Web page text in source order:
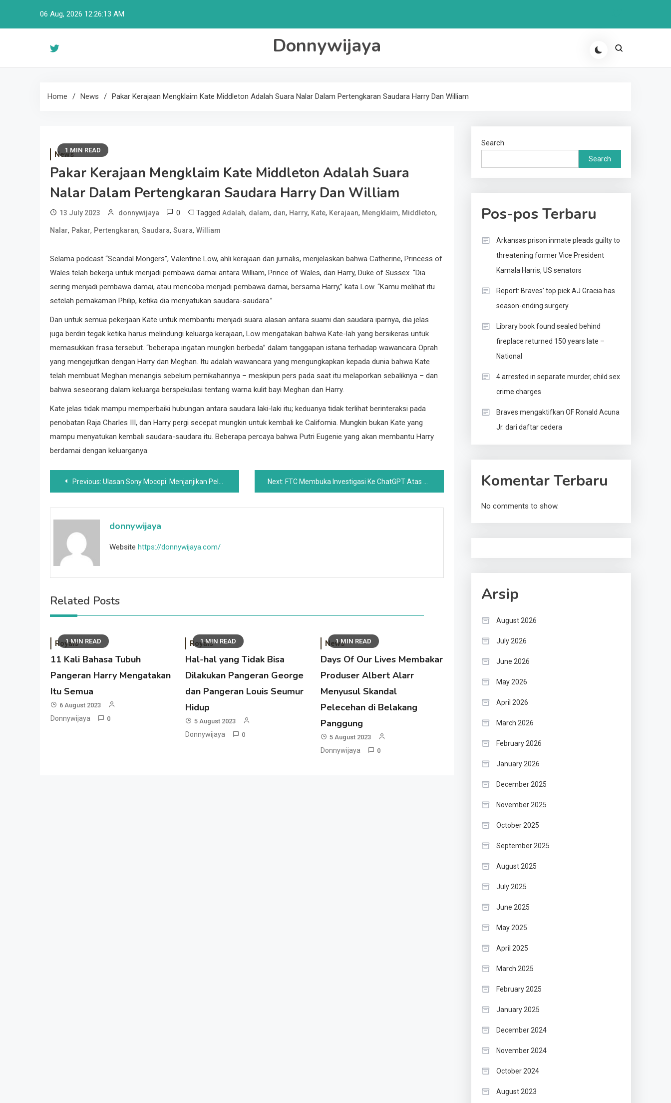
06 Aug, 2026 12:26:14 AM
Donnywijaya
Home News Pakar Kerajaan Mengklaim Kate Middleton Adalah Suara Nalar Dalam Pertengkaran Saudara Harry Dan William
1 MIN READ
News
Pakar Kerajaan Mengklaim Kate Middleton Adalah Suara
Nalar Dalam Pertengkaran Saudara Harry Dan William
13 July 2023 donnywijaya 0 Tagged Adalah, dalam, dan, Harry, Kate, Kerajaan, Mengklaim, Middleton,
Nalar, Pakar, Pertengkaran, Saudara, Suara, William
Selama podcast “Scandal Mongers”, Valentine Low, ahli kerajaan dan jurnalis, menjelaskan bahwa Catherine, Princess of
Wales telah bekerja untuk menjadi pembawa damai antara William, Prince of Wales, dan Harry, Duke of Sussex. “Dia
sering menjadi pembawa damai, atau mencoba menjadi pembawa damai, bersama Harry,” kata Low. “Kamu melihat itu
setelah pemakaman Philip, ketika dia menyatukan saudara-saudara.”
Dan untuk semua pekerjaan Kate untuk membantu menjadi suara alasan antara suami dan saudara iparnya, dia jelas
juga berdiri tegak ketika harus melindungi keluarga kerajaan, Low mengatakan bahwa Kate-lah yang bersikeras untuk
memasukkan frasa tersebut. “beberapa ingatan mungkin berbeda” dalam tanggapan istana terhadap wawancara Oprah
yang mengejutkan dengan Harry dan Meghan. Itu adalah wawancara yang mengungkapkan kepada dunia bahwa Kate
telah membuat Meghan menangis sebelum pernikahannya – meskipun pers pada saat itu melaporkan sebaliknya – dan
bahwa seseorang dalam keluarga berspekulasi tentang warna kulit bayi Meghan dan Harry.
Kate jelas tidak mampu memperbaiki hubungan antara saudara laki-laki itu; keduanya tidak terlihat berinteraksi pada
penobatan Raja Charles III, dan Harry pergi secepat mungkin untuk kembali ke California. Mungkin bukan Kate yang
mampu menyatukan kembali saudara-saudara itu. Beberapa percaya bahwa Putri Eugenie yang akan membantu Harry
berdamai dengan keluarganya.
Post
navigation
Previous: Ulasan Sony Mocopi: Menjanjikan Pelacakan VR Mocap Dengan Fungsi Terbatas Next: FTC Membuka Investigasi Ke ChatGPT Atas Kekhawatiran Bahaya Konsumen
donnywijaya
Website https://donnywijaya.com/
Related Posts
1 MIN READ
Royals
11 Kali Bahasa Tubuh
Pangeran Harry Mengatakan
Itu Semua
6 August 2023
Donnywijaya 0
1 MIN READ
Royals
Hal-hal yang Tidak Bisa
Dilakukan Pangeran George
dan Pangeran Louis Seumur
Hidup
5 August 2023
Donnywijaya 0
1 MIN READ
News
Days Of Our Lives Membakar
Produser Albert Alarr
Menyusul Skandal
Pelecehan di Belakang
Panggung
5 August 2023
Donnywijaya 0
Search
Search
Pos-pos Terbaru
Arkansas prison inmate pleads guilty to
threatening former Vice President
Kamala Harris, US senators
Report: Braves’ top pick AJ Gracia has
season-ending surgery
Library book found sealed behind
fireplace returned 150 years late –
National
4 arrested in separate murder, child sex
crime charges
Braves mengaktifkan OF Ronald Acuna
Jr. dari daftar cedera
Komentar Terbaru
No comments to show.
Arsip
August 2026
July 2026
June 2026
May 2026
April 2026
March 2026
February 2026
January 2026
December 2025
November 2025
October 2025
September 2025
August 2025
July 2025
June 2025
May 2025
April 2025
March 2025
February 2025
January 2025
December 2024
November 2024
October 2024
August 2023